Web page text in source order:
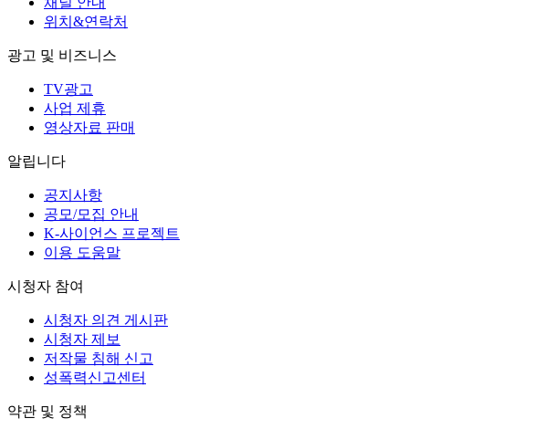
위치&연락처
광고 및 비즈니스
TV광고
사업 제휴
영상자료 판매
알립니다
공지사항
공모/모집 안내
K-사이언스 프로젝트
이용 도움말
시청자 참여
시청자 의견 게시판
시청자 제보
저작물 침해 신고
성폭력신고센터
약관 및 정책